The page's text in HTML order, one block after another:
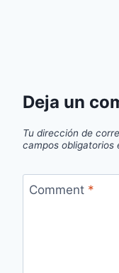
Deja un
Tu dirección de
campos obligatorios
Comment *